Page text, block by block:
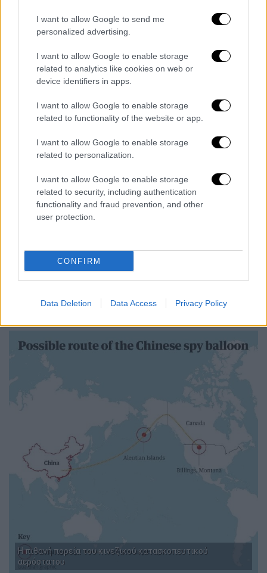
I want to allow Google to send me
personalized advertising.
I want to allow Google to enable storage
related to analytics like cookies on web or
device identifiers in apps.
I want to allow Google to enable storage
related to functionality of the website or app.
I want to allow Google to enable storage
related to personalization.
I want to allow Google to enable storage
related to security, including authentication
functionality and fraud prevention, and other
user protection.
CONFIRM
Data Deletion Data Access Privacy Policy
ανέμους που πηγαίνουν προς διαφορετικές
κατευθύνσεις σε διαφορετικά στρώματα της
ατμόσφαιρας. Εκτός από την επιτήρηση,
μπορούσαν επίσης να μεταφέρουν βόμβες
σε περιόδους συγκρούσεων.
Το 2019, οστρατός των ΗΠΑχρησιμοποίησε
έως και25 πειραματικά αερόσταταμεγάλου
ύψους που λειτουργούσαν με ηλιακή
ενέργεια για να πραγματοποιήσει δοκιμές
επιτήρησης σε έξι μεσοδυτικές πολιτείες.
Τα αερόστατα ήταν εξοπλισμένα με ραντάρ
υψηλής τεχνολογίας, σχεδιασμένα για την
ταυτόχρονη παρακολούθηση πολλών
μάλιστα μέσα από κάθε είδους καιρικές
συνθήκες. Προορίζονταν να
χρησιμοποιηθούν για την παρακολούθηση
απειλών για την εσωτερική ασφάλεια.
Η πιθανή πορεία του κινεζικού κατασκοπευτικού
αερόστατου